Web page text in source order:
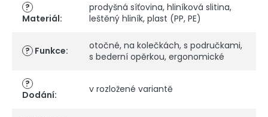
?
Materiál:
prodyšná síťovina, hliníková slitina,
leštěný hliník, plast (PP, PE)
? Funkce: otočné, na kolečkách, s područkami,
s bederní opěrkou, ergonomické
?
Dodání: v rozložené variantě